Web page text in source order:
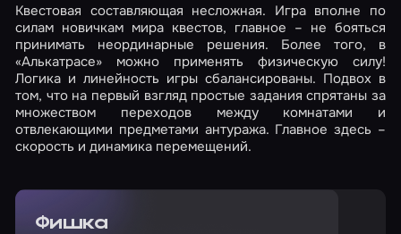
Квестовая составляющая несложная. Игра вполне по
силам новичкам мира квестов, главное – не бояться
принимать неординарные решения. Более того, в
«Алькатрасе» можно применять физическую силу!
Логика и линейность игры сбалансированы. Подвох в
том, что на первый взгляд простые задания спрятаны за
множеством переходов между комнатами и
отвлекающими предметами антуража. Главное здесь –
скорость и динамика перемещений.
Фишка